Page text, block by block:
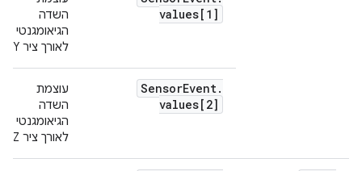
values[1]
השדה
הגיאומגנטי
לאורך ציר Y.
SensorEvent.
values[2]
עוצמת
השדה
הגיאומגנטי
לאורך ציר Z.